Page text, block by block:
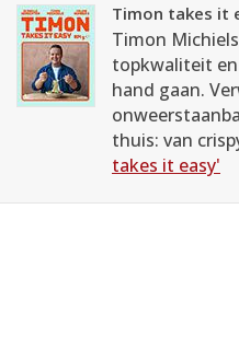
Timon takes it
Timon
topkwaliteit
hand gaan.
thuis: van
takes it easy'